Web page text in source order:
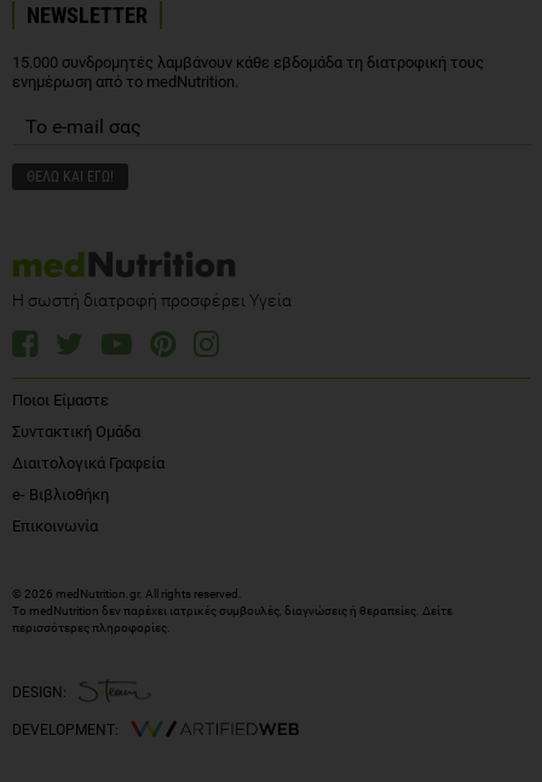
NEWSLETTER
15.000 συνδρομητές λαμβάνουν κάθε εβδομάδα τη διατροφική τους
ενημέρωση από το medNutrition.
Η σωστή διατροφή προσφέρει Υγεία
Ποιοι Είμαστε
Συντακτική Ομάδα
Διαιτολογικά Γραφεία
e- Βιβλιοθήκη
Επικοινωνία
© 2026 medNutrition.gr. All rights reserved.
Το medNutrition δεν παρέχει ιατρικές συμβουλές, διαγνώσεις ή θεραπείες. Δείτε
περισσότερες πληροφορίες
DESIGN:
DEVELOPMENT: